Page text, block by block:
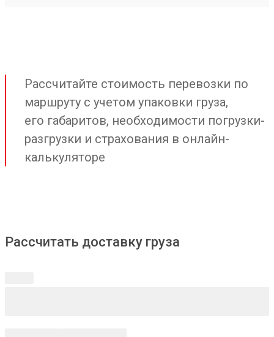
Рассчитайте стоимость перевозки по
маршруту с учетом упаковки груза,
его габаритов, необходимости погрузки-
разгрузки и страхования в онлайн-
калькуляторе
Рассчитать доставку груза